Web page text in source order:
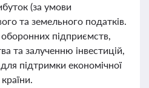
(за умови
та земельного податків.
підприємств,
та залученню інвестицій,
підтримки економічної